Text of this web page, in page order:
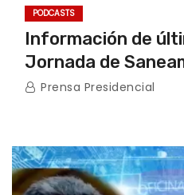
PODCASTS
Información de
Jornada de
Prensa Presidencial